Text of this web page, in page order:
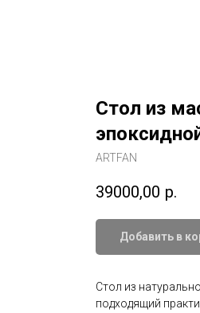
Стол из
ARTFAN
39000,00 р.
Добавить в
Стол из
подходящий